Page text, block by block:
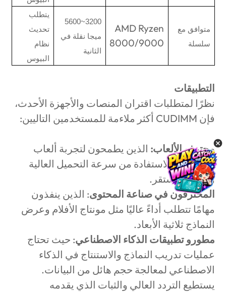
متوافق مع
سلسلة
AMD Ryzen
8000/9000
3200~5600
ميجا نقلة في
الثانية
يتطلب
تحديث
نظام
البيوس
التطبيقات
نظرًا لمتطلبات اقتران المنصات والأجهزة الأحدث،
فإن CUDIMM أكثر ملاءمة للمستخدمين التاليين:
محترفو الألعاب: الذين يطمحون لتجربة ألعاب
متميزة مع الاستفادة من سرعة التحميل العالية
والأداء المستقر.
المحترفون في صناعة المحتوى: الذين ينفذون
مهامًا تتطلب أداءً عاليًا مثل مونتاج الأفلام وعرض
النماذج ثلاثية الأبعاد.
مطورو تطبيقات الذكاء الاصطناعي: حيث تحتاج
عمليات تدريب النماذج والاستنتاج في الذكاء
الاصطناعي لمعالجة حجم هائل من البيانات.
يستطيع التردد العالي والثبات الذي يقدمه